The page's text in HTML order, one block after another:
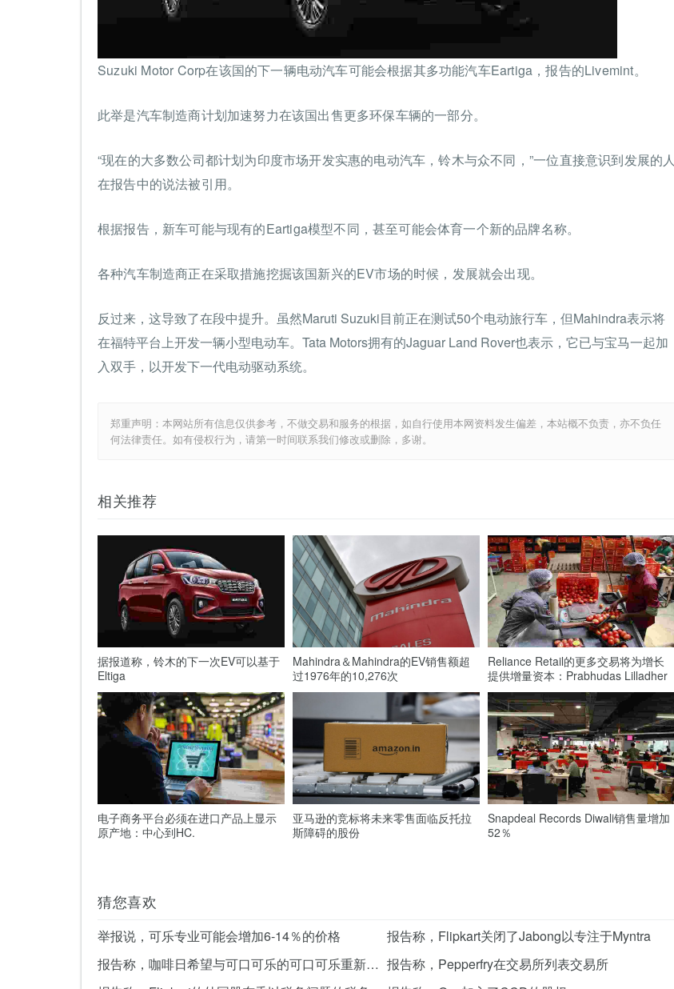
Suzuki Motor Corp在该国的下一辆电动汽车可能会根据其多功能汽车Eartiga，报告的Livemint。
此举是汽车制造商计划加速努力在该国出售更多环保车辆的一部分。
“现在的大多数公司都计划为印度市场开发实惠的电动汽车，铃木与众不同，”一位直接意识到发展的人
在报告中的说法被引用。
根据报告，新车可能与现有的Eartiga模型不同，甚至可能会体育一个新的品牌名称。
各种汽车制造商正在采取措施挖掘该国新兴的EV市场的时候，发展就会出现。
反过来，这导致了在段中提升。虽然Maruti Suzuki目前正在测试50个电动旅行车，但Mahindra表示将
在福特平台上开发一辆小型电动车。Tata Motors拥有的Jaguar Land Rover也表示，它已与宝马一起加
入双手，以开发下一代电动驱动系统。
郑重声明：本网站所有信息仅供参考，不做交易和服务的根据，如自行使用本网资料发生偏差，本站概不负责，亦不负任
何法律责任。如有侵权行为，请第一时间联系我们修改或删除，多谢。
相关推荐
据报道称，铃木的下一次EV可以基于
Eltiga
Mahindra＆Mahindra的EV销售额超
过1976年的10,276次
Reliance Retail的更多交易将为增长
提供增量资本：Prabhudas Lilladher
电子商务平台必须在进口产品上显示
原产地：中心到HC.
亚马逊的竞标将未来零售面临反托拉
斯障碍的股份
Snapdeal Records Diwali销售量增加
52％
猜您喜欢
举报说，可乐专业可能会增加6-14％的价格
报告称，Flipkart关闭了Jabong以专注于Myntra
报告称，咖啡日希望与可口可乐的可口可乐重新启动谈话 报告称，Pepperfry在交易所列表交易所